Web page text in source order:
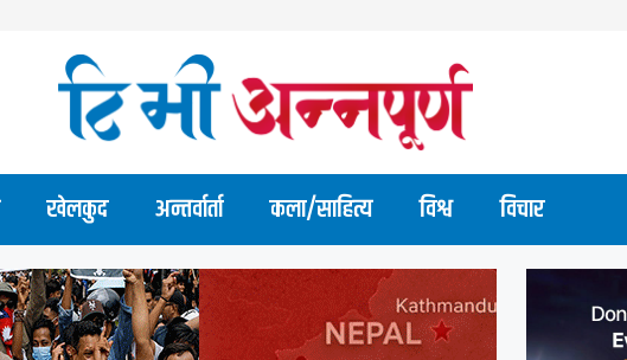
खेलकुद अन्तर्वार्ता कला/साहित्य विश्व विचार